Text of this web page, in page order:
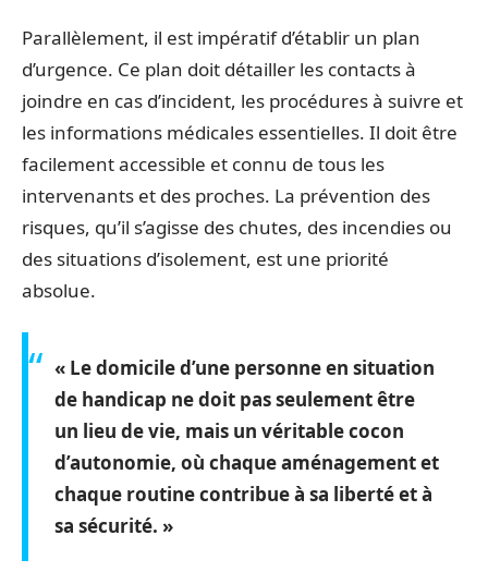
Parallèlement, il est impératif d’établir un plan
d’urgence. Ce plan doit détailler les contacts à
joindre en cas d’incident, les procédures à suivre et
les informations médicales essentielles. Il doit être
facilement accessible et connu de tous les
intervenants et des proches. La prévention des
risques, qu’il s’agisse des chutes, des incendies ou
des situations d’isolement, est une priorité
absolue.
« Le domicile d’une personne en situation
de handicap ne doit pas seulement être
un lieu de vie, mais un véritable cocon
d’autonomie, où chaque aménagement et
chaque routine contribue à sa liberté et à
sa sécurité. »